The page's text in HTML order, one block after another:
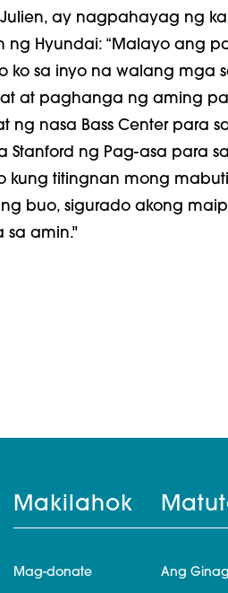
ay nagpahayag ng
ng Hyundai: “Malayo ang
ko sa inyo na walang mga
at paghanga ng aming
ng nasa Bass Center para
Stanford ng Pag-asa para
kung titingnan mong
buo, sigurado akong
amin."
Makilahok
Mag-donate Ang